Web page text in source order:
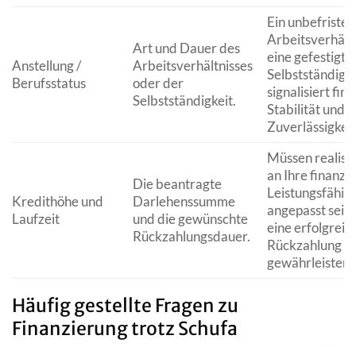
Anstellung /
Berufsstatus
Art und Dauer des
Arbeitsverhältnisses
oder der
Selbstständigkeit.
Ein
eine gefestigte
signalisiert
Stabilität und
Kredithöhe und
Laufzeit
Die beantragte
Darlehenssumme
und die gewünschte
Rückzahlungsdauer.
Müssen
an Ihre
angepasst
eine
Rückzahlung
gewährleisten.
Häufig gestellte Fragen zu
Finanzierung trotz Schufa